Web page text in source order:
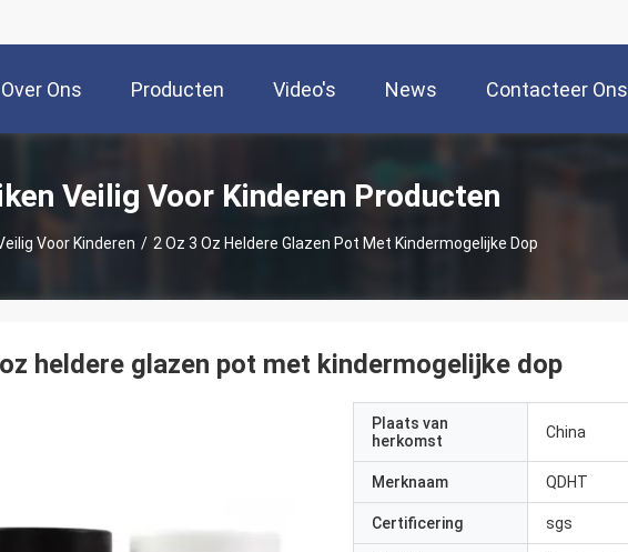
Over Ons Producten Video's News Contacteer Ons
Veilig Voor Kinderen Producten
Voor Kinderen / 2 Oz 3 Oz Heldere Glazen Pot Met Kindermogelijke Dop
heldere glazen pot met kindermogelijke dop
Plaats van
herkomst
China
Merknaam QDHT
Certificering sgs